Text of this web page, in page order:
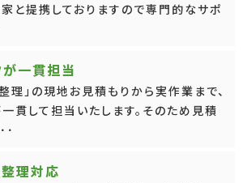
家と提携しておりますので専門的なサポ
一貫担当
理」の現地お見積もりから実作業まで、
貫して担当いたします。そのため見積
･
理対応